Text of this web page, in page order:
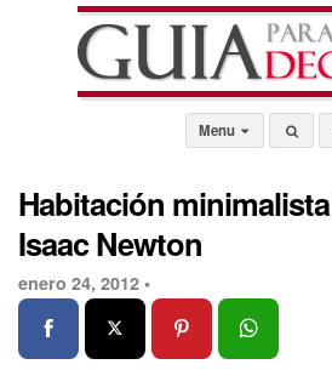
Menu
Habitación
Isaac Newton
enero 24, 2012 •